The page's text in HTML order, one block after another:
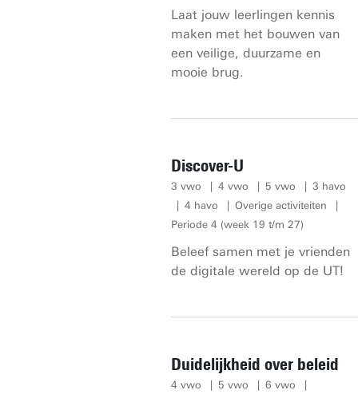
Laat jouw leerlingen kennis
maken met het bouwen van
een veilige, duurzame en
mooie brug.
Discover-U
3 vwo 4 vwo 5 vwo
3 havo
4 havo
Overige activiteiten
Periode 4 (week 19 t/m 27)
Beleef samen met je vrienden
de digitale wereld op de UT!
Duidelijkheid over beleid
4 vwo 5 vwo 6 vwo